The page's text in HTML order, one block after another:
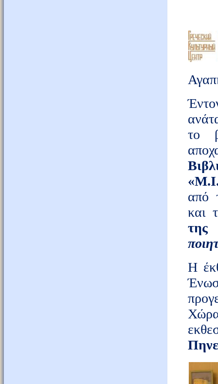
το
από
και
της
Η